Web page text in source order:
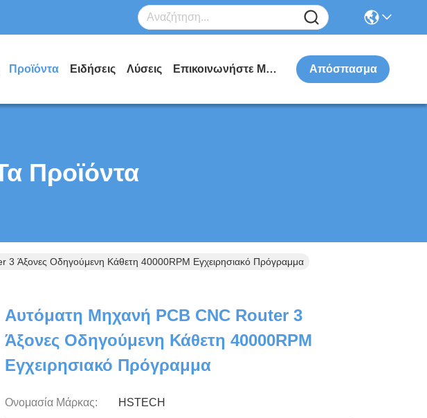
Προϊόντα Ειδήσεις Λύσεις Επικοινωνήστε Μαζί Μας Απόσπασμα
Προϊόντα
3 Άξονες Οδηγούμενη Κάθετη 40000RPM Εγχειρησιακό Πρόγραμμα
Αυτόματη Μηχανή PCB CNC Router 3
Άξονες Οδηγούμενη Κάθετη 40000RPM
Εγχειρησιακό Πρόγραμμα
Ονομασία Μάρκας: HSTECH